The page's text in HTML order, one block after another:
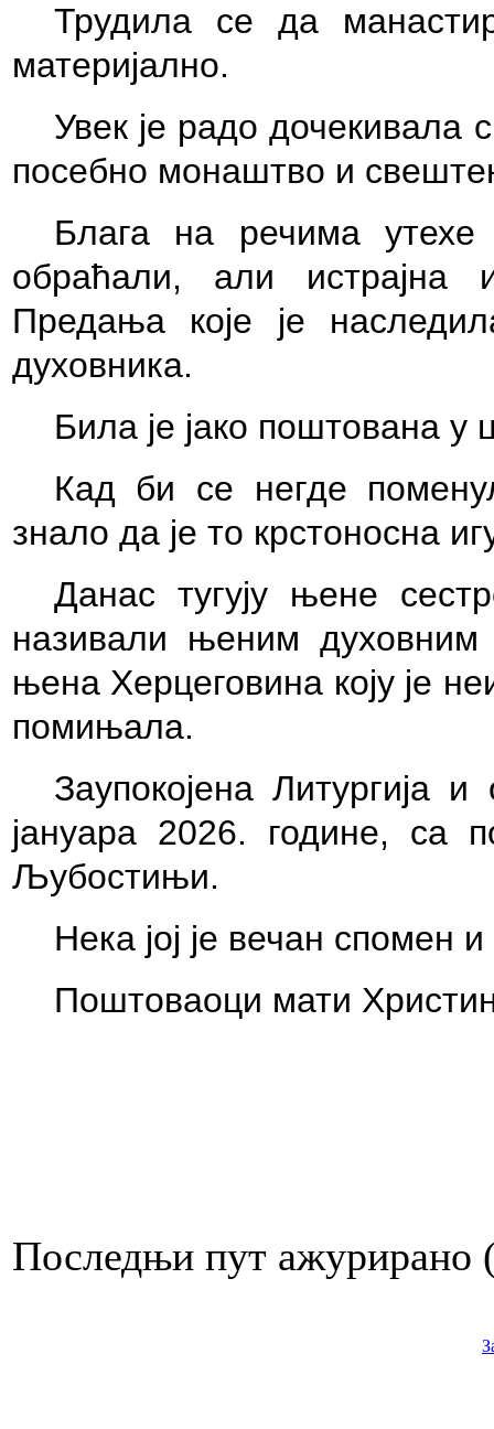
Трудила се да
материјално.
Увек је радо дочекивала
посебно монаштво и свеш
Блага на речима
обраћали, али истрајна
Предања које је
духовника.
Била је јако поштована у
Кад би се негде
знало да је то крстоносна
Данас тугују њене
називали њеним
њена Херцеговина коју је
помињала.
Заупокојена Литургија
јануара 2026. године, са
Љубостињи.
Нека јој је вечан спомен
Поштоваоци мати
Последњи пут ажурирано